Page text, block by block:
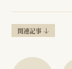
関連記事